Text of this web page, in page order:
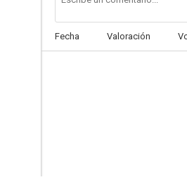
Fecha Valoración